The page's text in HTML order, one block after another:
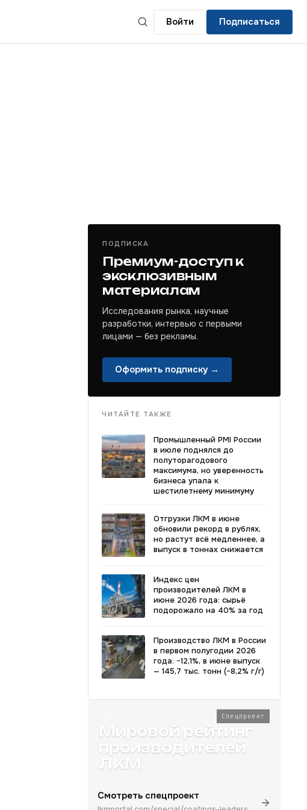
Войти Подписаться
ПОДПИСКА
Премиум-доступ к
эксклюзивным
материалам
Исследования рынка, научные
разработки, интервью с первыми
лицами — без рекламы.
Оформить подписку →
ЧИТАЙТЕ ТАКЖЕ
Промышленный PMI России
в июле поднялся до
полуторагодового
максимума, но уверенность
бизнеса упала к
шестилетнему минимуму
Отгрузки ЛКМ в июне
обновили рекорд в рублях,
но растут всё медленнее, а
выпуск в тоннах снижается
Индекс цен
производителей ЛКМ в
июне 2026 года: сырьё
подорожало на 40% за год
Производство ЛКМ в России
в первом полугодии 2026
года: −12,1%, в июне выпуск
— 145,7 тыс. тонн (−8,2% г/г)
Спецпроект
Мировой рейтинг
производителей
ЛКМ
Смотреть спецпроект